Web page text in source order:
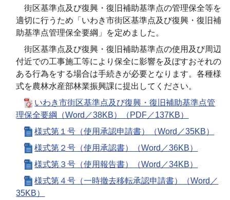
街区基準点及び復興・復旧補助基準点の管理保全等を
適切に行うため「いわき市街区基準点及び復興・復旧補
助基準点管理保全要綱」を定めました。
街区基準点及び復興・復旧補助基準点の使用及び周辺
付近での工事施工等により保全に影響を及ぼすおそれの
ある行為をする場合は手続きが必要となります。各種様
式を農林水産部林業振興課に提出してください。
いわき市街区基準点及び復興・復旧補助基準点管
理保全要綱（Word／38KB）（PDF／137KB）
様式第１号（使用承認申請書）（Word／35KB）
様式第２号（使用承認書）（Word／36KB）
様式第３号（使用報告書）（Word／34KB）
様式第４号（一時撤去移転承認申請書）（Word／
35KB）